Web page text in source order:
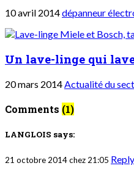
10 avril 2014dépanneur
Un lave-linge qui
20 mars 2014 Actualité du
Comments (1)
LANGLOIS says:
21 octobre 2014 chez 21:05 Reply